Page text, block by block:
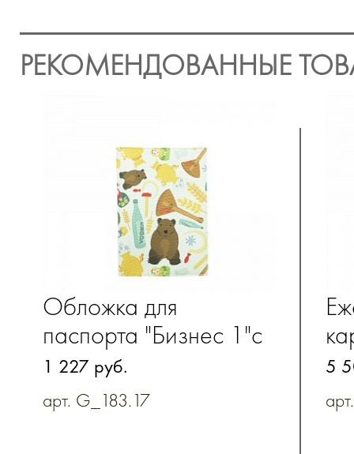
РЕКОМЕНДОВАННЫЕ
Обложка для
паспорта "Бизнес 1"с
полноцветной печатью
из натуральной кожи
1 227 руб.
арт. G_183.17
5